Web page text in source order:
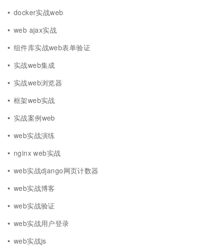
docker实战web
web ajax实战
组件库实战web表单验证
实战web集成
实战web浏览器
框架web实战
实战案例web
web实战演练
nginx web实战
web实战django网页计数器
web实战博客
web实战验证
web实战用户登录
web实战js